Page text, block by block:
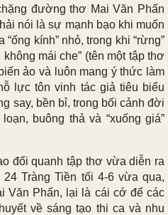
đường thơ Mai Văn Phấn
nói là sự mạnh bạo khi muốn
kính” nhỏ, trong khi “rừng”
mái che” (tên một tập thơ
ảo và luôn mang ý thức làm
lực tôn vinh tác giả tiêu biểu
say, bền bỉ, trong bối cảnh đời
buông thả và “xuống giá”
đổi quanh tập thơ vừa diễn ra
Tràng Tiền tối 4-6 vừa qua,
Văn Phấn, lại là cái cớ để các
về sáng tạo thi ca và nhu